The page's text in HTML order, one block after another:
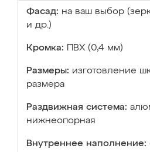
Фасад: на ваш выбор
и др.)
Кромка: ПВХ (0,4 мм)
Размеры: изготовление
размера
Раздвижная система:
нижнеопорная
Внутреннее наполнение: